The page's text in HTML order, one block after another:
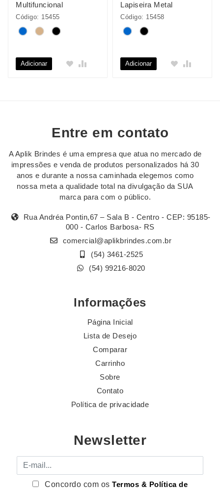
Multifuncional
Código: 15455
Adicionar
Lapiseira Metal
Código: 15458
Adicionar
Entre em contato
A Aplik Brindes é uma empresa que atua no mercado de
impressões e venda de produtos personalizados há 30
anos e durante a nossa caminhada elegemos como
nossa meta a qualidade total na divulgação da SUA
marca para com o público.
Rua Andréa Pontin,67 – Sala B - Centro - CEP: 95185-
000 - Carlos Barbosa- RS
comercial@aplikbrindes.com.br
(54) 3461-2525
(54) 99216-8020
Informações
Página Inicial
Lista de Desejo
Comparar
Carrinho
Sobre
Contato
Política de privacidade
Newsletter
E-mail
Concordo com osTermos & Política de